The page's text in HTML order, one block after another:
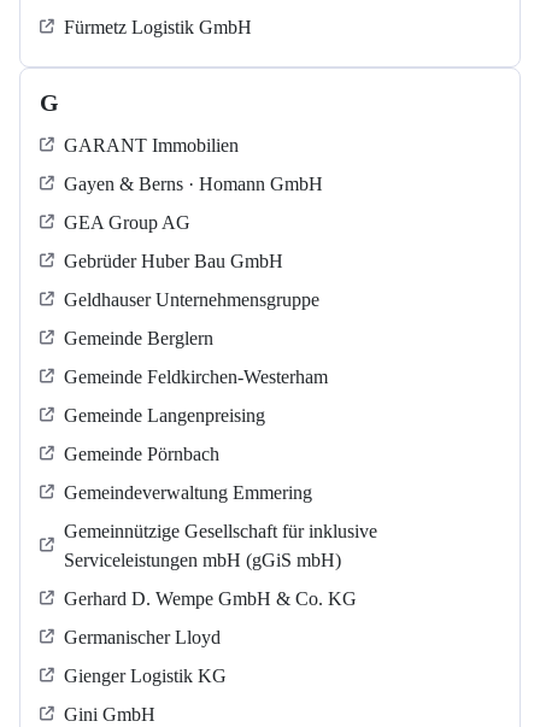
Fürmetz Logistik GmbH
G
GARANT Immobilien
Gayen & Berns · Homann GmbH
GEA Group AG
Gebrüder Huber Bau GmbH
Geldhauser Unternehmensgruppe
Gemeinde Berglern
Gemeinde Feldkirchen-Westerham
Gemeinde Langenpreising
Gemeinde Pörnbach
Gemeindeverwaltung Emmering
Gemeinnützige Gesellschaft für inklusive
Serviceleistungen mbH (gGiS mbH)
Gerhard D. Wempe GmbH & Co. KG
Germanischer Lloyd
Gienger Logistik KG
Gini GmbH